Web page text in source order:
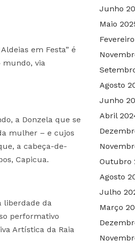
em Festa” é
mundo, via
a Donzela que se
mulher – e cujos
a cabeça-de-
Capicua.
liberdade da
performativo
Artística da Raia
Junho
Maio
Agosto
Junho
Abril
Outubro
Agosto
Julho
Março